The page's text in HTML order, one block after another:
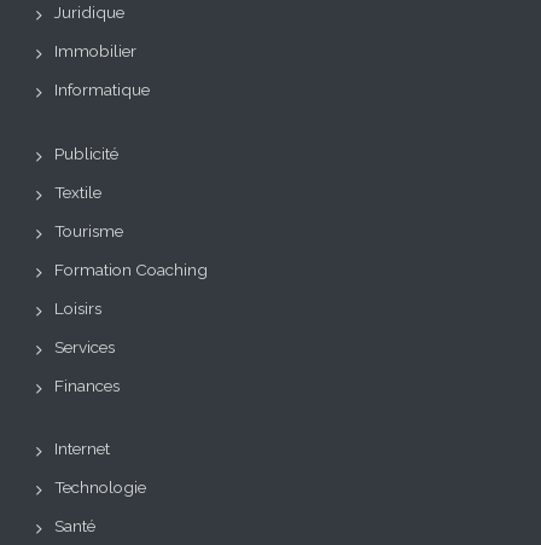
Juridique
Immobilier
Informatique
Publicité
Textile
Tourisme
Formation Coaching
Loisirs
Services
Finances
Internet
Technologie
Santé